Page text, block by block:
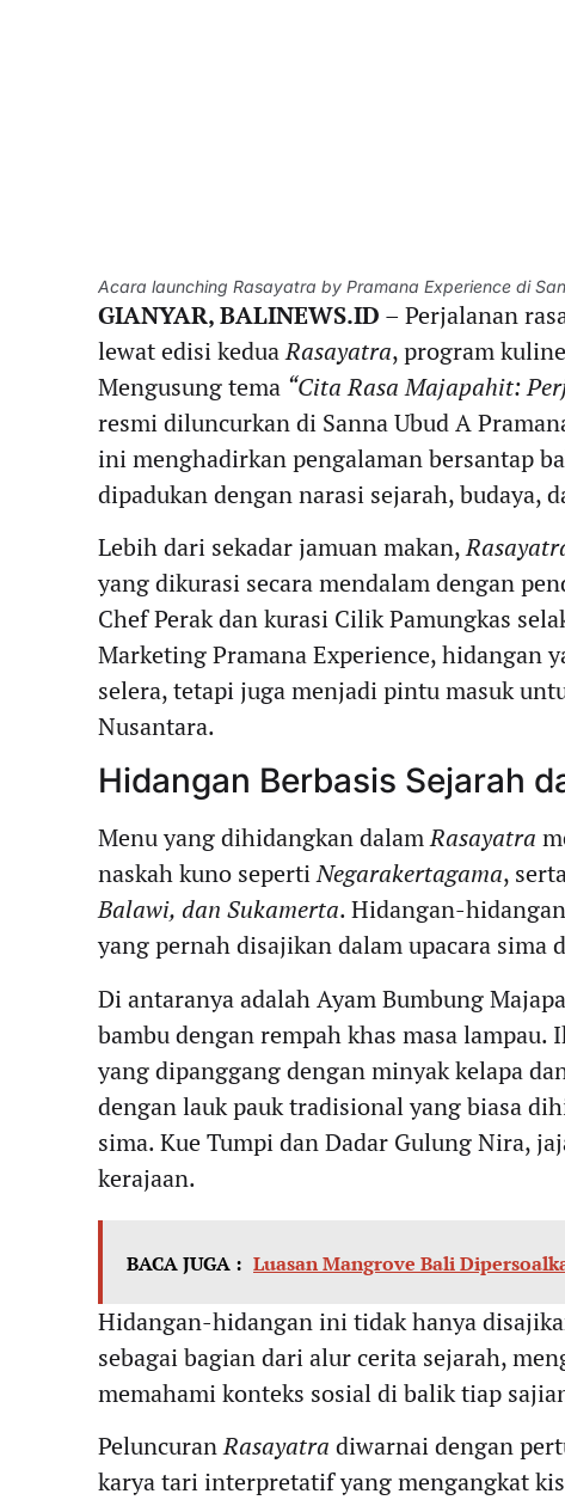
Acara launching Rasayatra by Pramana Experience di
GIANYAR, BALINEWS.ID – Perjalanan
lewat edisi keduaRasayatra, program
Mengusung tema “Cita Rasa Majapahit:
resmi diluncurkan di Sanna Ubud A
ini menghadirkan pengalaman bersantap
dipadukan dengan narasi sejarah, budaya,
Lebih dari sekadar jamuan makan,
yang dikurasi secara mendalam dengan
Chef Perak dan kurasi Cilik Pamungkas
Marketing Pramana Experience, hidangan
selera, tetapi juga menjadi pintu masuk
Nusantara.
Hidangan Berbasis Sejarah
Menu yang dihidangkan dalamRasayatra
naskah kuno sepertiNegarakertagama,
Balawi, dan Sukamerta. Hidangan-
yang pernah disajikan dalam upacara sima
Di antaranya adalah Ayam Bumbung
bambu dengan rempah khas masa
yang dipanggang dengan minyak kelapa
dengan lauk pauk tradisional yang biasa
sima. Kue Tumpi dan Dadar Gulung Nira,
kerajaan.
BACA JUGA : Luasan Mangrove Bali
Hidangan-hidangan ini tidak hanya
sebagai bagian dari alur cerita sejarah,
memahami konteks sosial di balik tiap
PeluncuranRasayatra diwarnai dengan
karya tari interpretatif yang mengangkat